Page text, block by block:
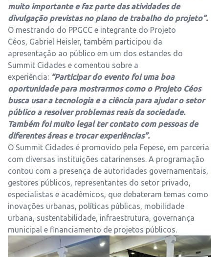
muito importante e faz parte das atividades de
divulgação previstas no plano de trabalho do projeto”.
O mestrando do PPGCC e integrante do Projeto
Céos, Gabriel Heisler, também participou da
apresentação ao público em um dos estandes do
Summit Cidades e comentou sobre a
experiência: “Participar do evento foi uma boa
oportunidade para mostrarmos como o Projeto Céos
busca usar a tecnologia e a ciência para ajudar o setor
público a resolver problemas reais da sociedade.
Também foi muito legal ter contato com pessoas de
diferentes áreas e trocar experiências”.
O Summit Cidades é promovido pela Fepese, em parceria
com diversas instituições catarinenses. A programação
contou com a presença de autoridades governamentais,
gestores públicos, representantes do setor privado,
especialistas e acadêmicos, que debateram temas como
inovações urbanas, políticas públicas, mobilidade
urbana, sustentabilidade, infraestrutura, governança
municipal e financiamento de projetos públicos.